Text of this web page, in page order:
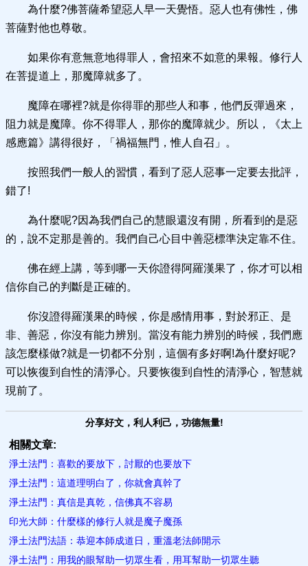
為什麼?佛菩薩希望惡人早一天覺悟。惡人也有佛性，佛
菩薩對他也尊敬。
如果你有意無意地得罪人，會招來不如意的果報。修行人
在菩提道上，那魔障就多了。
魔障在哪裡?就是你得罪的那些人和事，他們反彈過來，
阻力就是魔障。你不得罪人，那你的魔障就少。所以，《太上
感應篇》講得很好，「禍福無門，惟人自召」。
按照我們一般人的習慣，看到了惡人惡事一定要去批評，
錯了!
為什麼呢?因為我們自己的慧眼還沒有開，所看到的是惡
的，說不定那是善的。我們自己心目中善惡標準決定靠不住。
佛在經上講，等到哪一天你證得阿羅漢果了，你才可以相
信你自己的判斷是正確的。
你沒證得羅漢果的時候，你是感情用事，對於邪正、是
非、善惡，你沒有能力辨別。當沒有能力辨別的時候，我們應
該怎麼樣做?就是一切都不分別，這個有多好啊!為什麼好呢?
可以恢復到自性的清淨心。只要恢復到自性的清淨心，智慧就
現前了。
分享好文，利人利己，功德無量!
相關文章:
淨土法門：喜歡的要放下，討厭的也要放下
淨土法門：這道理明白了，你就會真幹了
淨土法門：真信是真乾，信佛真不容易
印光大師：什麼樣的修行人就是魔子魔孫
淨土法門法語：恭迎本師成道日，重溫老法師開示
淨土法門：用我的眼幫助一切眾生看，用耳幫助一切眾生聽